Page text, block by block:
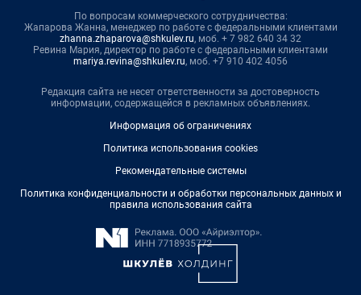
По вопросам коммерческого сотрудничества:
Жапарова Жанна, менеджер по работе с федеральными клиентами
zhanna.zhaparova@shkulev.ru, моб. + 7 982 640 34 32
Ревина Мария, директор по работе с федеральными клиентами
mariya.revina@shkulev.ru, моб. +7 910 402 4056
Редакция сайта не несет ответственности за достоверность
информации, содержащейся в рекламных объявлениях.
Информация об ограничениях
Политика использования cookies
Рекомендательные системы
Политика конфиденциальности и обработки персональных данных и
правила использования сайта